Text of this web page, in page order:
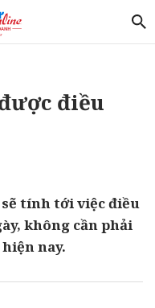
điều
tính tới việc điều
không cần phải
nay.